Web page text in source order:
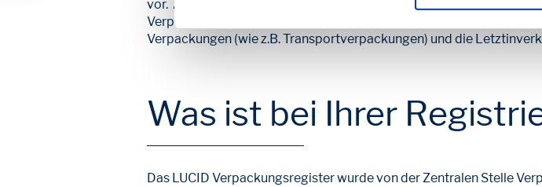
vor. Ab dem
müssen sich daher Inverkehbringer:innen
Verpackungsregister in LUCID anmelden. Dies betrifft auch die
Verpackungen (wie z.B. Transportverpackungen) und die
Was ist bei Ihrer
Das LUCID Verpackungsregister wurde von der Zentralen Stelle